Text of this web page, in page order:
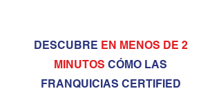
DESCUBRE EN MENOS DE 2
MINUTOS CÓMO LAS
FRANQUICIAS CERTIFIED